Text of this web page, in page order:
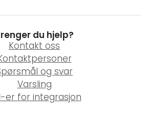
du hjelp?
Kontakt oss
og svar
Varsling
er for integrasjon